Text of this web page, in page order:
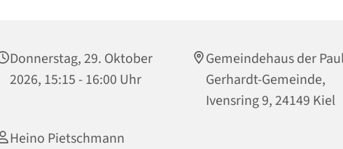
Donnerstag, 29. Oktober
2026, 15:15 - 16:00 Uhr
Gemeindehaus der
Gerhardt-Gemeinde,
Ivensring 9, 24149 Kiel
Heino Pietschmann